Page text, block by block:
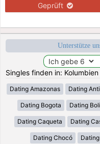
Geprüft
Unterstütze
Singles finden in: Kolumbien
Dating Amazonas Dating
Dating Bogota Dating
Dating Caqueta Dating
Dating Chocó